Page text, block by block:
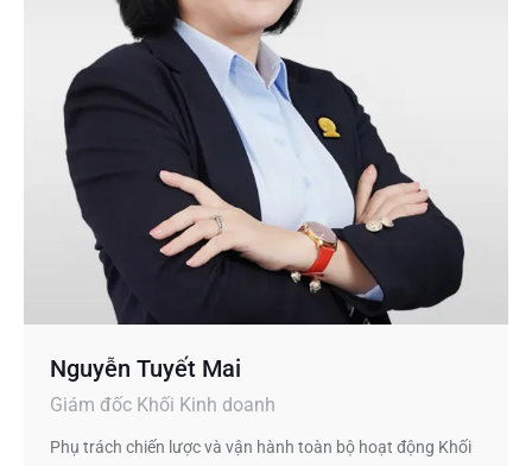
Nguyễn Tuyết Mai
Giám đốc Khối Kinh doanh
Phụ trách chiến lược và vận hành toàn bộ hoạt động Khối